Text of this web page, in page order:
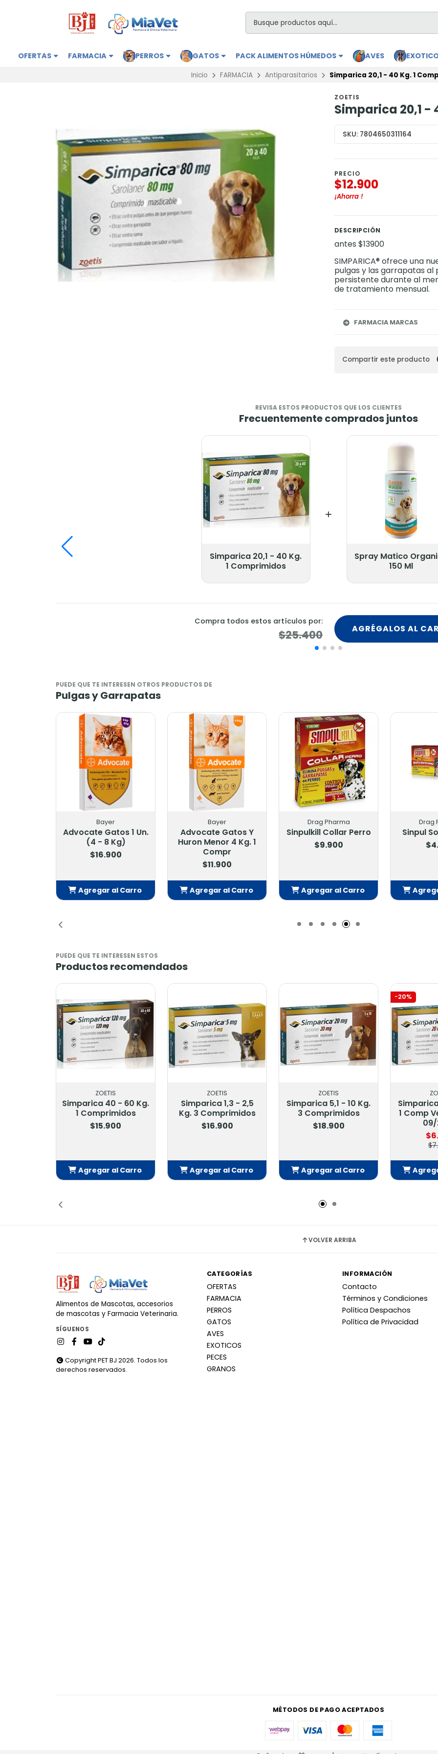
OFERTAS FARMACIA PERROS GATOS PACK ALIMENTOS HÚMEDOS AVES
Inicio FARMACIA Antiparasitarios Simparica 20,1 - 40 Kg. 1
ZOETIS
Simparica 20,1 -
SKU: 7804650311164
PRECIO
$12.900
¡Ahorra !
DESCRIPCIÓN
antes $13900
SIMPARICA® ofrece una
pulgas y las garrapatas
persistente durante al
de tratamiento mensual.
FARMACIA MARCAS
Compartir este producto
REVISA ESTOS PRODUCTOS QUE LOS CLIENTES
Frecuentemente comprados juntos
Simparica 20,1 - 40 Kg.
1 Comprimidos
Spray Matico
150 Ml
Compra todos estos artículos por:
$25.400 AGRÉGALOS AL
PUEDE QUE TE INTERESEN OTROS PRODUCTOS DE
Pulgas y Garrapatas
Bayer
Advocate Gatos 1 Un.
(4 - 8 Kg)
$16.900
Agregar al Carro
Bayer
Advocate Gatos Y
Huron Menor 4 Kg. 1
Compr
$11.900
Agregar al Carro
Drag Pharma
Sinpulkill Collar Perro
$9.900
Agregar al Carro
Drag
Sinpul
PUEDE QUE TE INTERESEN ESTOS
Productos recomendados
ZOETIS
Simparica 40 - 60 Kg.
1 Comprimidos
$15.900
Agregar al Carro
ZOETIS
Simparica 1,3 - 2,5
Kg. 3 Comprimidos
$16.900
Agregar al Carro
ZOETIS
Simparica 5,1 - 10 Kg.
3 Comprimidos
$18.900
Agregar al Carro
-20%
1 Comp
VOLVER ARRIBA
Alimentos de Mascotas, accesorios
de mascotas y Farmacia Veterinaria.
SÍGUENOS
Copyright PET BJ 2026. Todos los
derechos reservados.
CATEGORÍAS
OFERTAS
FARMACIA
PERROS
GATOS
AVES
EXOTICOS
PECES
GRANOS
INFORMACIÓN
Contacto
Términos y Condiciones
Política Despachos
Política de Privacidad
MÉTODOS DE PAGO ACEPTADOS